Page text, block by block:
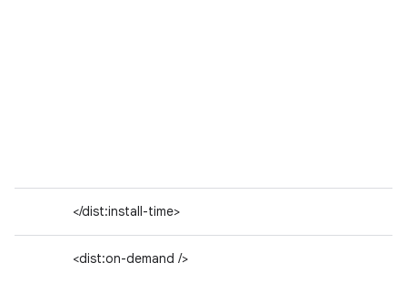
</dist:install-time>
<dist:on-demand />